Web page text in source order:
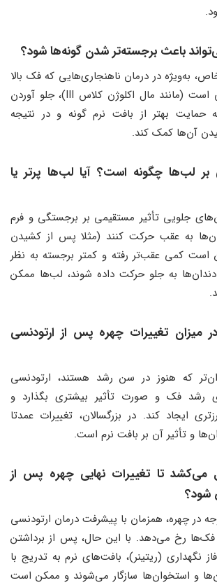
به‌ویژه در درمان ناهنجاری‌هایی که فک بالا
عقب‌تر از حد طبیعی است (مانند مال اکلوژن کلاس III)، جلو آوردن
حمایت بهتر از بافت نرم گونه و در نتیجه
آن‌ها کمک کند.
بر لب‌ها چگونه است؟ آیا لب‌ها پرتر یا
جلویی تأثیر مستقیمی بر برجستگی و فرم
به عقب حرکت کنند (مثلا پس از کشیدن
است کمی عقب‌تر رفته و کمتر برجسته به نظر
به جلو حرکت داده شوند، لب‌ها ممکن
میزان تغییرات چهره پس از ارتودنسی
که هنوز در سن رشد هستند، ارتودنسی
رشد فک و صورت تأثیر بیشتری بگذارد و
ایجاد کند. در بزرگسالان، تغییرات عمدتا
و تأثیر آن بر بافت نرم است.
تا تغییرات نهایی چهره پس از
شود؟
در چهره، همزمان با پیشرفت درمان ارتودنسی
رخ می‌دهد. با این حال، پس از برداشتن
نگهداری (ریتینر)، بافت‌های نرم به تدریج با
و استخوان‌ها سازگار می‌شوند و ممکن است